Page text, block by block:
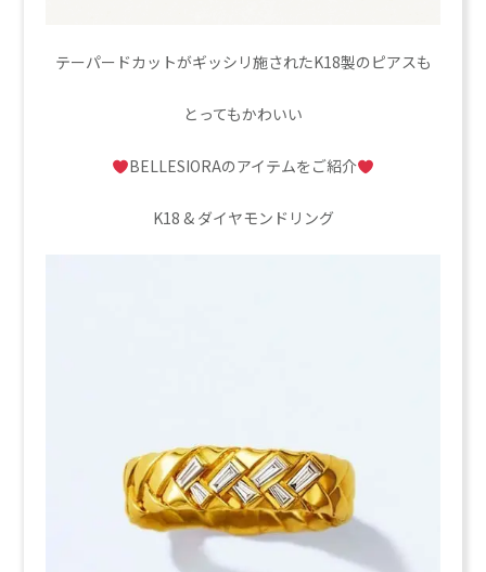
テーパードカットがギッシリ施されたK18製のピアスも
とってもかわいい
BELLESIORAのアイテムをご紹介
K18 & ダイヤモンドリング